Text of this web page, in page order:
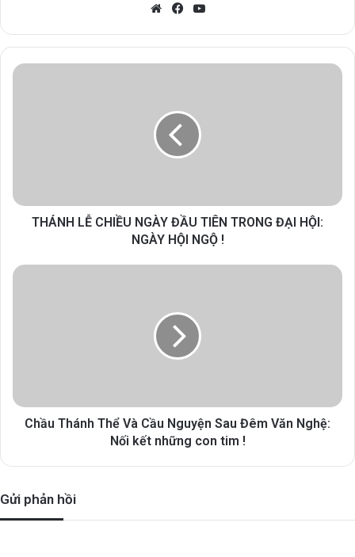
WebsiteFacebook
THÁNH LỄ CHIỀU NGÀY ĐẦU TIÊN TRONG ĐẠI HỘI:
NGÀY HỘI NGỘ !
Chầu Thánh Thể Và Cầu Nguyện Sau Đêm Văn Nghệ:
Nối kết những con tim !
Gửi phản hồi